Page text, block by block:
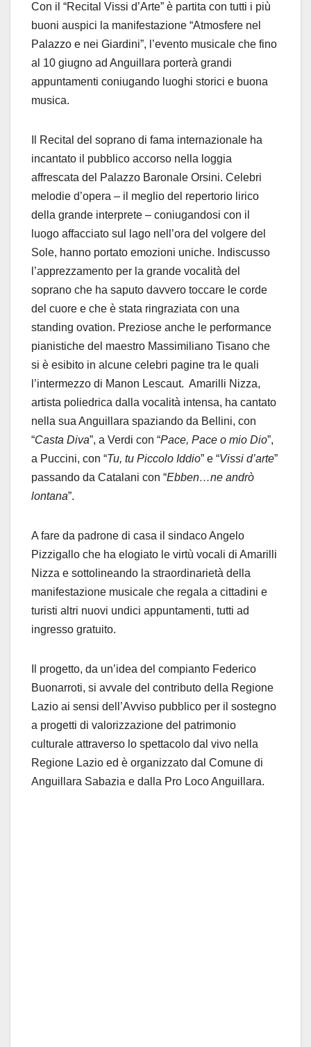
Con il “Recital Vissi d’Arte” è partita con tutti i più
buoni auspici la manifestazione “Atmosfere nel
Palazzo e nei Giardini”, l’evento musicale che fino
al 10 giugno ad Anguillara porterà grandi
appuntamenti coniugando luoghi storici e buona
musica.
Il Recital del soprano di fama internazionale ha
incantato il pubblico accorso nella loggia
affrescata del Palazzo Baronale Orsini. Celebri
melodie d’opera – il meglio del repertorio lirico
della grande interprete – coniugandosi con il
luogo affacciato sul lago nell’ora del volgere del
Sole, hanno portato emozioni uniche. Indiscusso
l’apprezzamento per la grande vocalità del
soprano che ha saputo davvero toccare le corde
del cuore e che è stata ringraziata con una
standing ovation. Preziose anche le performance
pianistiche del maestro Massimiliano Tisano che
si è esibito in alcune celebri pagine tra le quali
l’intermezzo di Manon Lescaut. Amarilli Nizza,
artista poliedrica dalla vocalità intensa, ha cantato
nella sua Anguillara spaziando da Bellini, con
“Casta Diva”, a Verdi con “Pace, Pace o mio Dio”,
a Puccini, con “Tu, tu Piccolo Iddio” e “Vissi d’arte”
passando da Catalani con “Ebben…ne andrò
lontana”.
A fare da padrone di casa il sindaco Angelo
Pizzigallo che ha elogiato le virtù vocali di Amarilli
Nizza e sottolineando la straordinarietà della
manifestazione musicale che regala a cittadini e
turisti altri nuovi undici appuntamenti, tutti ad
ingresso gratuito.
Il progetto, da un’idea del compianto Federico
Buonarroti, si avvale del contributo della Regione
Lazio ai sensi dell’Avviso pubblico per il sostegno
a progetti di valorizzazione del patrimonio
culturale attraverso lo spettacolo dal vivo nella
Regione Lazio ed è organizzato dal Comune di
Anguillara Sabazia e dalla Pro Loco Anguillara.